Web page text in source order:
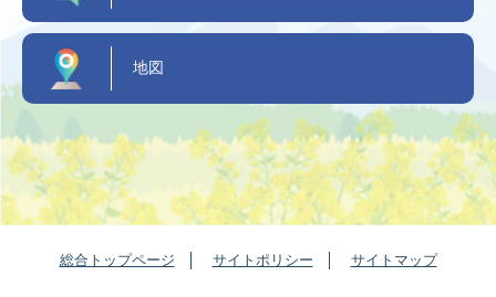
地図
総合トップページ サイトポリシー サイトマップ